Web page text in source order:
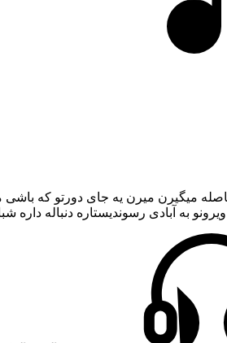
میگیرن میرن یه جای دورتو که
ویرونو به آبادی رسوندیستاره دنباله